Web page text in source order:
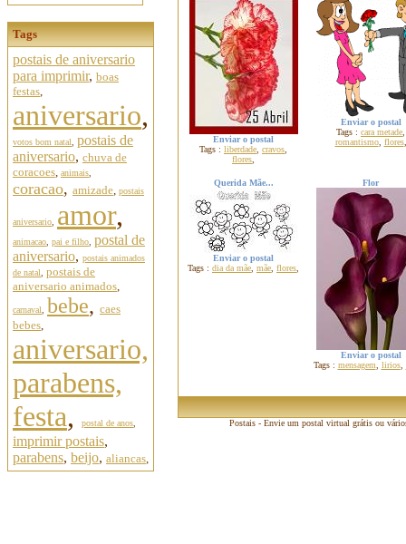
Tags
postais de aniversario
para imprimir, boas
festas,
aniversario,
votos bom natal
postais de
aniversario, chuva de
coracoes, animais
coracao, amizade, postais
aniversario amor,
animacao pai e filho postal de
aniversario, postais animados
de natal
postais de
aniversario animados,
carnaval bebe, caes
bebes,
aniversario,
parabens,
festa, postal de anos
imprimir postais,
parabens, beijo, aliancas,
Enviar o postal
Tags : liberdade cravos
flores
Enviar o postal
Tags : cara metade
romantismo, flores,
Querida Mãe...
Enviar o postal
Tags : dia da mãe mãe flores
Flor
Enviar o postal
Tags : mensagem lirios,
Postais - Envie um postal virtual grátis ou